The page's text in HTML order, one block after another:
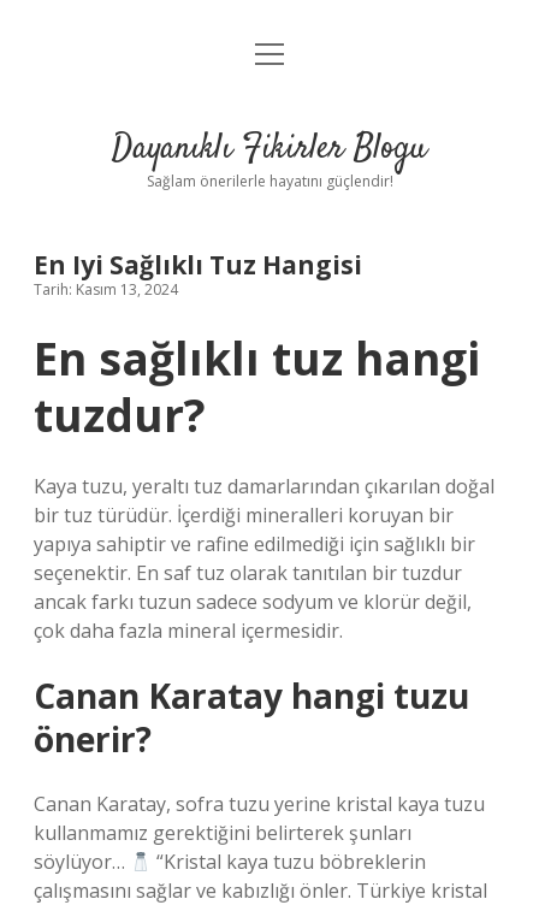
Anasayfa
Yasal Uyarı
menüyü
Dayanıklı Fikirler Blogu
Sağlam önerilerle hayatını güçlendir!
En Iyi Sağlıklı Tuz Hangisi
Tarih: Kasım 13, 2024
En sağlıklı tuz hangi
tuzdur?
Kaya tuzu, yeraltı tuz damarlarından çıkarılan doğal
bir tuz türüdür. İçerdiği mineralleri koruyan bir
yapıya sahiptir ve rafine edilmediği için sağlıklı bir
seçenektir. En saf tuz olarak tanıtılan bir tuzdur
ancak farkı tuzun sadece sodyum ve klorür değil,
çok daha fazla mineral içermesidir.
Canan Karatay hangi tuzu
önerir?
Canan Karatay, sofra tuzu yerine kristal kaya tuzu
kullanmamız gerektiğini belirterek şunları
söylüyor…
“Kristal kaya tuzu böbreklerin
çalışmasını sağlar ve kabızlığı önler. Türkiye kristal